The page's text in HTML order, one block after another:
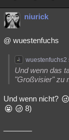
niurick
@ wuestenfuchs
wuestenfuchs2
Und wenn das
"Großvisier" zu
Und wenn nicht?
8)